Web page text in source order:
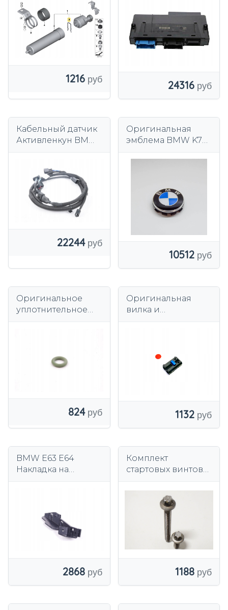
фильтра BMW.
1216
24316
Кабельный датчик
Активленкун BMW
61126970306
22244
Оригинальная
эмблема BMW K75
10512
Оригинальное
уплотнительное
824
Оригинальная
вилка и
1132
BMW E63 E64
Накладка на
2868
Комплект
стартовых винтов
алюминий
12410392577
ОРИГИНАЛ
1188